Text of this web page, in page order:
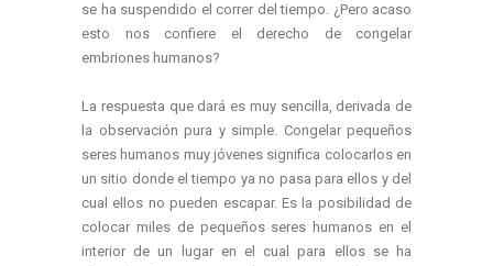
se ha suspendido el correr del tiempo. ¿Pero acaso
esto nos confiere el derecho de congelar
embriones humanos?
La respuesta que dará es muy sencilla, derivada de
la observación pura y simple. Congelar pequeños
seres humanos muy jóvenes significa colocarlos en
un sitio donde el tiempo ya no pasa para ellos y del
cual ellos no pueden escapar. Es la posibilidad de
colocar miles de pequeños seres humanos en el
interior de un lugar en el cual para ellos se ha